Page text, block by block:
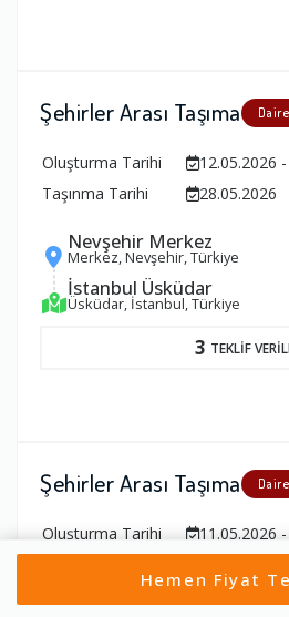
Şehirler Arası Taşıma
Oluşturma Tarihi
12.05.2026
Taşınma Tarihi
28.05.2026
Nevşehir Merkez
Merkez, Nevşehir, Türkiye
İstanbul Üsküdar
Üsküdar, İstanbul, Türkiye
3 TEKLİF
Şehirler Arası Taşıma
Oluşturma Tarihi
11.05.2026
Hemen Fiyat